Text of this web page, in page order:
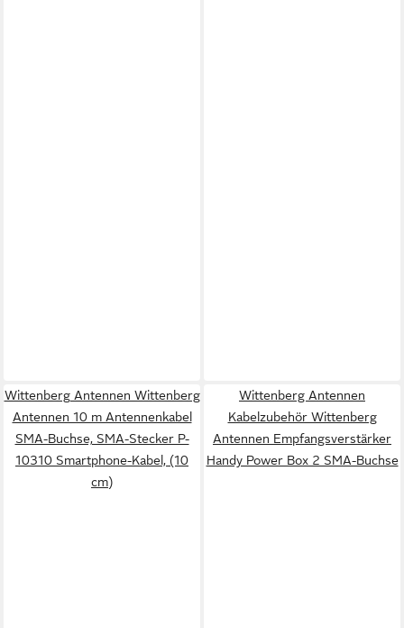
Wittenberg Antennen Wittenberg
Antennen 10 m Antennenkabel
SMA-Buchse, SMA-Stecker P-
10310 Smartphone-Kabel, (10
cm)
Wittenberg Antennen
Kabelzubehör Wittenberg
Antennen Empfangsverstärker
Handy Power Box 2 SMA-Buchse